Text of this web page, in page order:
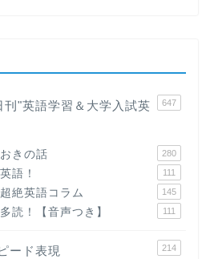
刊"英語学習＆大学入試英
647
きの話 280
語！ 111
絶英語コラム 145
読！【音声つき】 111
ード表現 214